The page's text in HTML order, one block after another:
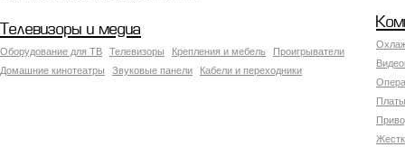
Телевизоры и медиа
Оборудование для ТВ Телевизоры Крепления и мебель
Проигрыватели
Домашние кинотеатры
Звуковые панели Кабели и переходники